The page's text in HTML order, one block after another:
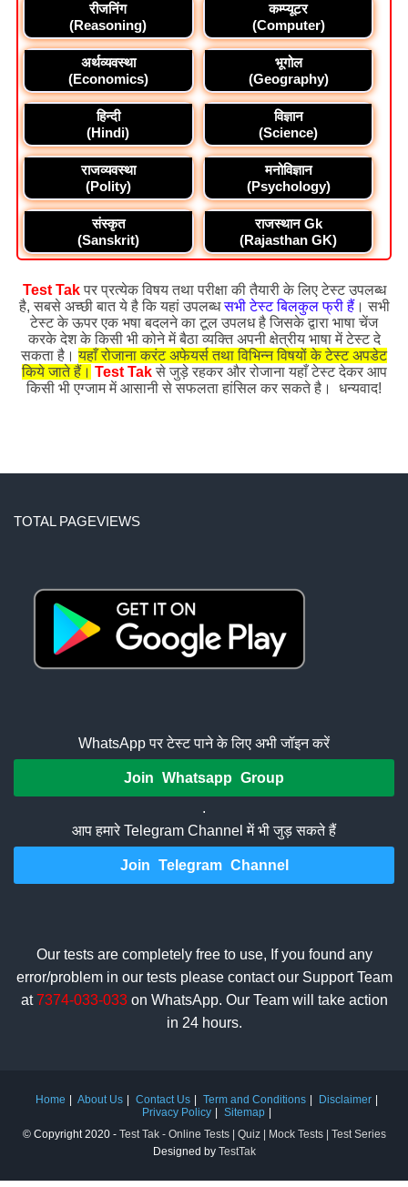
रीजनिंग
(Reasoning)
कम्प्यूटर
(Computer)
अर्थव्यवस्था
(Economics)
भूगोल
(Geography)
हिन्दी
(Hindi)
विज्ञान
(Science)
राजव्यवस्था
(Polity)
मनोविज्ञान
(Psychology)
संस्कृत
(Sanskrit)
राजस्थान Gk
(Rajasthan GK)
Test Takपर प्रत्येक विषय तथा परीक्षा की तैयारी के लिए टेस्ट उपलब्ध
है, सबसे अच्छी बात ये है कि यहां उपलब्धसभी टेस्ट बिलकुल फ्री हैं। सभी
टेस्ट के ऊपर एक भषा बदलने का टूल उपलध है जिसके द्वारा भाषा चेंज
करके देश के किसी भी कोने में बैठा व्यक्ति अपनी क्षेत्रीय भाषा में टेस्ट दे
सकता है।यहाँ रोजाना करंट अफेयर्स तथा विभिन्न विषयों के टेस्ट अपडेट
किये जाते हैं। Test Takसे जुड़े रहकर और रोजाना यहाँ टेस्ट देकर आप
किसी भी एग्जाम में आसानी से सफलता हांसिल कर सकते है। धन्यवाद!
TOTAL PAGEVIEWS
WhatsApp पर टेस्ट पाने के लिए अभी जॉइन करें
Join Whatsapp Group
.
आप हमारे Telegram Channel में भी जुड़ सकते हैं
Join Telegram Channel
Our tests are completely free to use, If you found any
error/problem in our tests please contact our Support Team
at7374-033-033on WhatsApp. Our Team will take action
in 24 hours.
Home About Us Contact Us Term and Conditions
Disclaimer
Privacy Policy
Sitemap
© Copyright 2020 - Test Tak - Online Tests | Quiz | Mock Tests | Test Series
Designed by TestTak